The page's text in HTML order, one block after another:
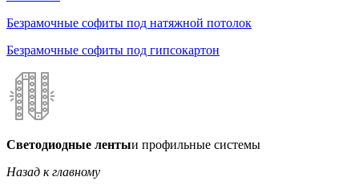
Безрамочные софиты под натяжной потолок
Безрамочные софиты под гипсокартон
Светодиодные лентыи профильные системы
Назад к главному